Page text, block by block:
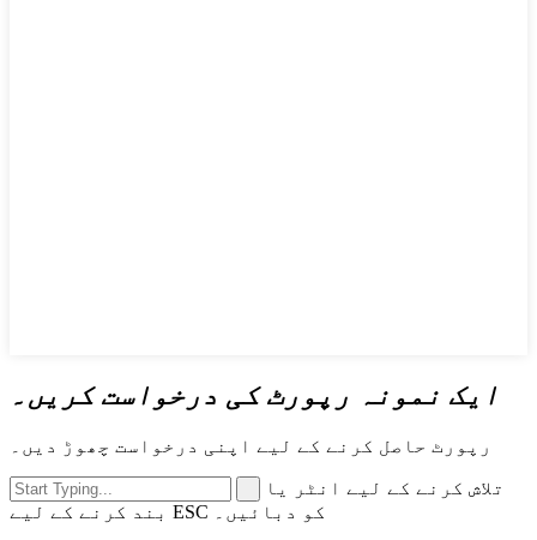
ایک نمونہ رپورٹ کی درخواست کریں۔
رپورٹ حاصل کرنے کے لیے اپنی درخواست چھوڑ دیں۔
تلاش کرنے کے لیے انٹر یا
بند کرنے کے لیے ESC کو دبائیں۔